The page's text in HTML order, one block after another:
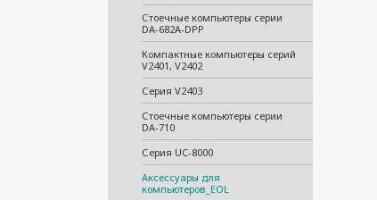
Стоечные компьютеры серии
DA-682A-DPP
Компактные компьютеры серий
V2401, V2402
Серия V2403
Стоечные компьютеры серии
DA-710
Серия UC-8000
Аксессуары для
компьютеров_EOL